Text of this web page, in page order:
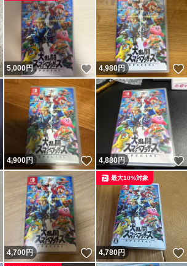
いいね！
5,000円 いいね！
4,980円
いいね！
4,900円 いいね！
4,880円
いいね！
4,700円 いいね！
4,780円
最大10%対象